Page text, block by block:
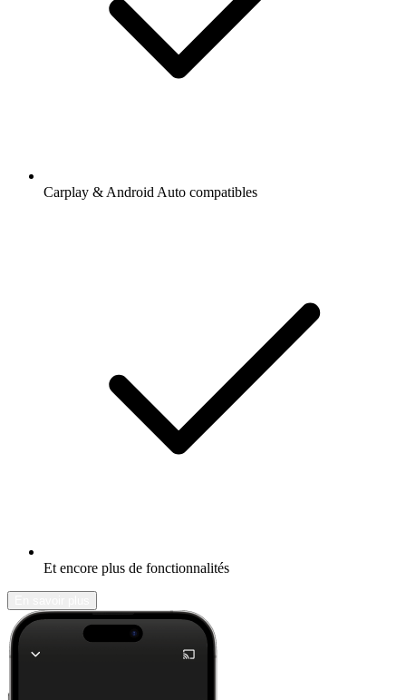
Carplay & Android Auto compatibles
Et encore plus de fonctionnalités